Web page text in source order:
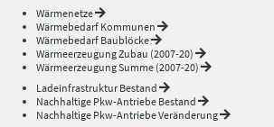
Wärmenetze
Wärmebedarf Kommunen
Wärmebedarf Baublöcke
Wärmeerzeugung Zubau (2007-20)
Wärmeerzeugung Summe (2007-20)
Ladeinfrastruktur Bestand
Nachhaltige Pkw-Antriebe Bestand
Nachhaltige Pkw-Antriebe Veränderung